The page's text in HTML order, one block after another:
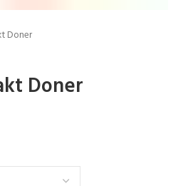
Doner
Doner